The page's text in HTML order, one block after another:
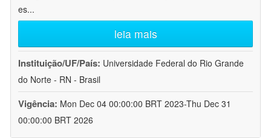
es...
leia mais
Instituição/UF/País: Universidade Federal do Rio Grande
do Norte - RN - Brasil
Vigência: Mon Dec 04 00:00:00 BRT 2023-Thu Dec 31
00:00:00 BRT 2026